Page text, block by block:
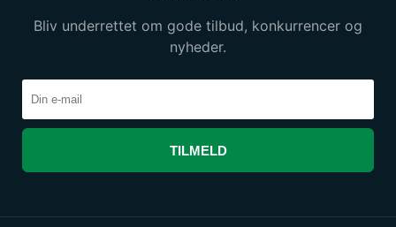
Bliv underrettet om gode tilbud, konkurrencer og
nyheder.
TILMELD